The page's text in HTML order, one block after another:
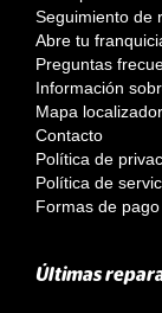
Seguimiento de
Abre tu
Preguntas
Información
Mapa
Contacto
Política de
Política de
Formas de pago
Últimas